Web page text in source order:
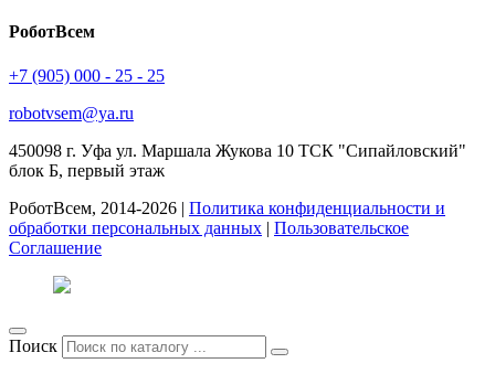
РоботВсем
+7 (905) 000 - 25 - 25
robotvsem@ya.ru
450098 г. Уфа ул. Маршала Жукова 10 ТСК "Сипайловский"
блок Б, первый этаж
РоботВсем, 2014-2026 | Политика конфиденциальности и
обработки персональных данных | Пользовательское
Соглашение
Поиск